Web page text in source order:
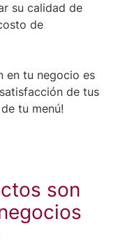
su calidad de
de
en tu negocio es
de tus
tu menú!
son